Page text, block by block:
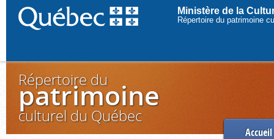
Ministère de la
Répertoire du patrimoine
Répertoire du
patrimoine
culturel du Québec
Accueil